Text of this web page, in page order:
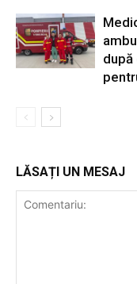
LĂSAȚI UN MESAJ